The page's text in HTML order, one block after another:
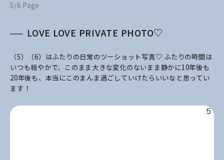
5/6 Page
LOVE LOVE PRIVATE PHOTO♡
（5）（6）はふたりの日常のツーショット写真♡ ふたりの時間は
いつも穏やかで、このまま大きな変化のないまま静かに10年後も
20年後も、本当にこのまんま過ごしていけたらいいなと思ってい
ます！